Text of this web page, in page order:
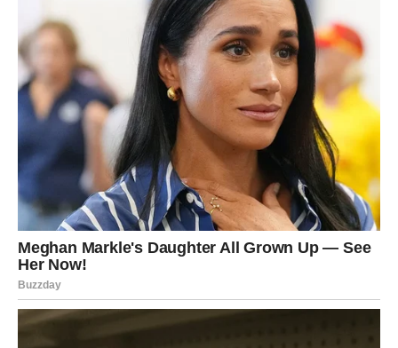
Ova karta često donosi pozitivno iznenađenje.
Ribe – karta Nada
Ribe danas dobijaju vrlo lepu poruku sudbine. Ova karta
govori o veri, snovima i novim prilikama.
Ako ste prolazili kroz težak period, današnji dan može
doneti znak da stvari polako dolaze na svoje mesto.